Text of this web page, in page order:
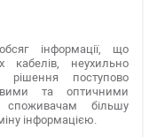
інформації, що
кабелів, неухильно
рішення поступово
та оптичними
споживачам більшу
інформацією.